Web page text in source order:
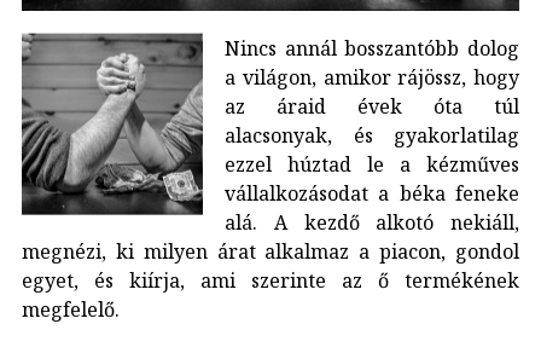
Nincs annál bosszantóbb dolog
a világon, amikor rájössz, hogy
az áraid évek óta túl
alacsonyak, és gyakorlatilag
ezzel húztad le a kézműves
vállalkozásodat a béka feneke
alá. A kezdő alkotó nekiáll,
megnézi, ki milyen árat alkalmaz a piacon, gondol
egyet, és kiírja, ami szerinte az ő termékének
megfelelő.